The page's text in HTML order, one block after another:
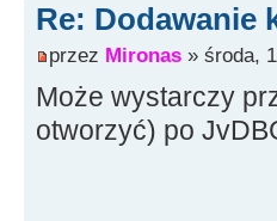
Re: Dodawanie
przez Mironas » środa,
Może wystarczy
otworzyć) po